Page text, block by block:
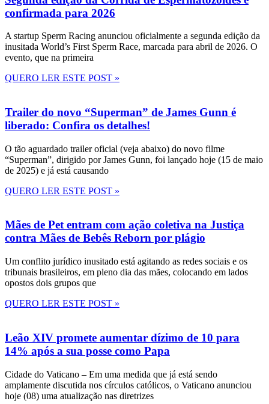
confirmada para 2026
A startup Sperm Racing anunciou oficialmente a segunda edição da
inusitada World’s First Sperm Race, marcada para abril de 2026. O
evento, que na primeira
QUERO LER ESTE POST »
Trailer do novo “Superman” de James Gunn é
liberado: Confira os detalhes!
O tão aguardado trailer oficial (veja abaixo) do novo filme
“Superman”, dirigido por James Gunn, foi lançado hoje (15 de maio
de 2025) e já está causando
QUERO LER ESTE POST »
Mães de Pet entram com ação coletiva na Justiça
contra Mães de Bebês Reborn por plágio
Um conflito jurídico inusitado está agitando as redes sociais e os
tribunais brasileiros, em pleno dia das mães, colocando em lados
opostos dois grupos que
QUERO LER ESTE POST »
Leão XIV promete aumentar dízimo de 10 para
14% após a sua posse como Papa
Cidade do Vaticano – Em uma medida que já está sendo
amplamente discutida nos círculos católicos, o Vaticano anunciou
hoje (08) uma atualização nas diretrizes